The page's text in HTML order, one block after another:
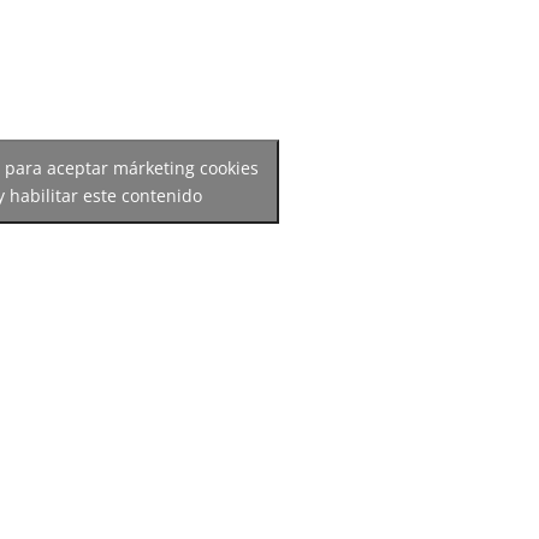
para aceptar márketing cookies
habilitar este contenido